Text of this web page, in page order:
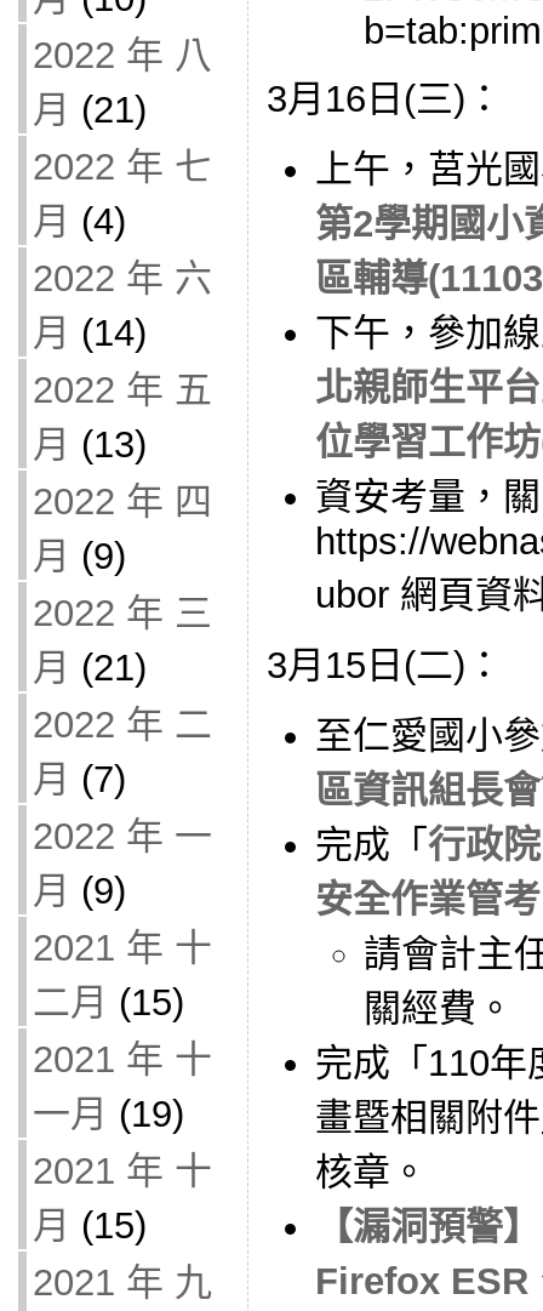
2022 年 八
月 (21)
2022 年 七
月 (4)
2022 年 六
月 (14)
2022 年 五
月 (13)
2022 年 四
月 (9)
2022 年 三
月 (21)
2022 年 二
月 (7)
2022 年 一
月 (9)
2021 年 十
二月 (15)
2021 年 十
一月 (19)
2021 年 十
月 (15)
2021 年 九
3月16日(三)：
上午，莒光
第2學期國小
區輔導
下午，參加
北親師生平
位學習工作
資安考量，
https://
ubor 網頁資
3月15日(二)：
至仁愛國小
區資訊組長
完成「 行政
安全作業管
請會計主
關經費。
完成「110年
畫暨相關附
核章。
【漏洞預警
Firefox